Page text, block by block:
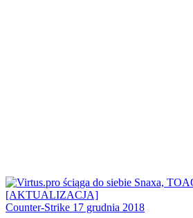
Counter-Strike 17 grudnia 2018